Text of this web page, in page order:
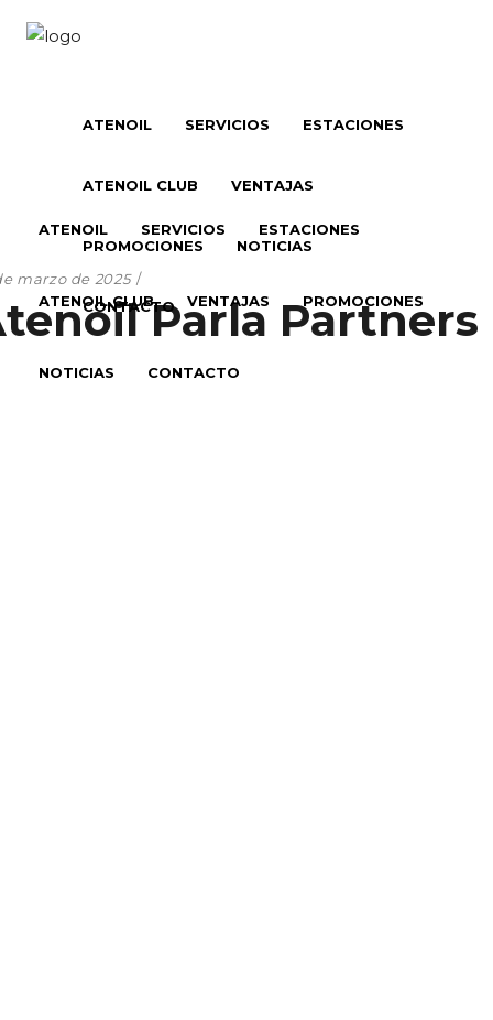
ATENOIL SERVICIOS ESTACIONES
ATENOIL CLUB VENTAJAS PROMOCIONES
NOTICIAS CONTACTO
ATENOIL SERVICIOS ESTACIONES
ATENOIL CLUB VENTAJAS
PROMOCIONES NOTICIAS
CONTACTO
marzo de 2025
Parla Partners